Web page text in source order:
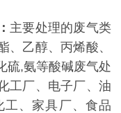
主要处理的废气类
、乙醇、丙烯酸、
硫,氨等酸碱废气处
工厂、电子厂、油
、家具厂、食品